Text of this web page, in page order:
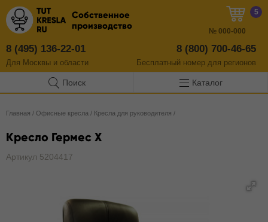
Собственное
производство
8 (495) 136-22-01
Для Москвы и области
8 (800) 700-46-65
Бесплатный номер для регионов
5
№ 000-000
Поиск Каталог
Главная / Офисные кресла / Кресла для руководителя /
Кресло Гермес Х
Артикул 5204417